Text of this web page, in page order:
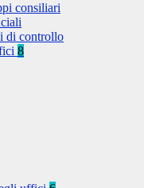
consiliari
di controllo
8